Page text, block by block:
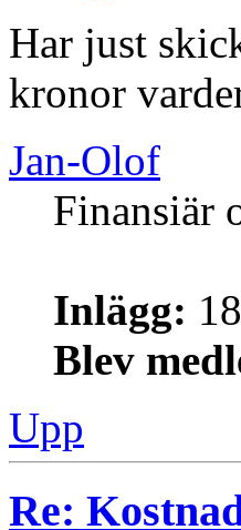
Har just
kronor
Jan-Olof
Finansiär
Inlägg:
Blev
Upp
Re: